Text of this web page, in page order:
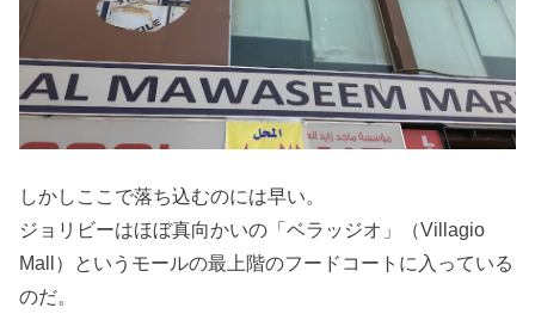
しかしここで落ち込むのには早い。
ジョリビーはほぼ真向かいの「ベラッジオ」（Villagio
Mall）というモールの最上階のフードコートに入っている
のだ。